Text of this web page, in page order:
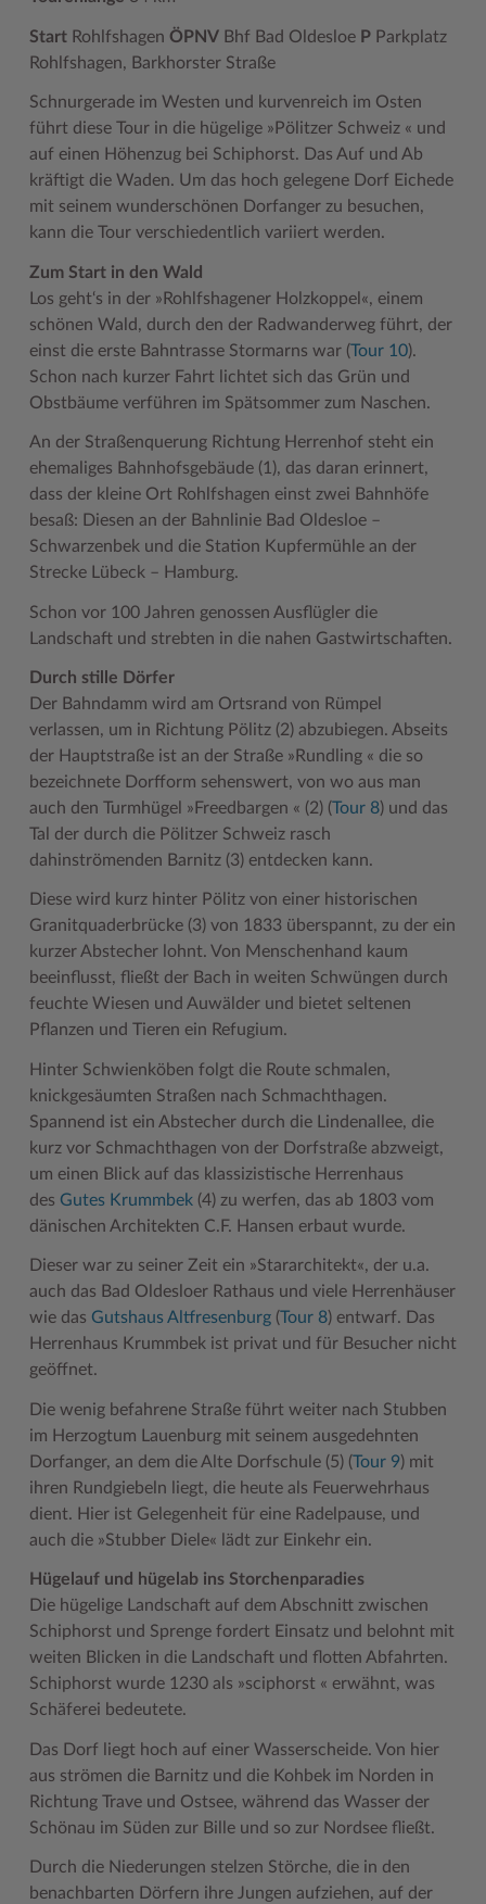
Kfz-Zulassung
Kontakt / Öffnungszeiten
Lebenslagen
Leistungen
Lexikon
Publikationen
Wo Sie uns finden
Wunsch-Kennzeichen ↗
Zuständigkeitsfinder SH ↗
Hitzeschutz
Klimaanpassungskonzept
Kreistag Sitzungskalender
Lokales Wetter
Newsletter
Pressemeldungen
Social Media
Stellenangebote
Stormarninfo
Termine
Ukrainehilfe
Woche der Seelischen Gesundheit
#MeinStormarn
Karrieretag
Kreistag und Ausschüsse
Kreistag Sitzungskalender
Kreisverwaltung
Landrat
Sonderbereiche
Stabsbereiche
Städte und Gemeinden
Wahlen im Kreis
Wappen und Geschichte
Wappenrolle
Was ist ein Kreis?
Zahlen, Daten, Fakten
Praktika und FSJ
Weiterbildung beim Kreis Stormarn
Wen wir suchen
Projekt e-Gewerbe
Stormarner Bündnis für bezahlbares Wohnen
Wirtschafts- und Aufbaugesellschaft Stormarn
Zahlen, Daten, Fakten
Museen
Naturschutzgebiete
Radwandern
Storchenhorste
Lieblingsplätze in der Metropolregion
Termine und Veranstaltungen
Tourismus
Umlandscout Hamburg
Vereine und Gruppen
Wälder und Moore
StartRohlfshagen ÖPNVBhf Bad Oldesloe PParkplatz
Rohlfshagen, Barkhorster Straße
Schnurgerade im Westen und kurvenreich im Osten
führt diese Tour in die hügelige »Pölitzer Schweiz « und
auf einen Höhenzug bei Schiphorst. Das Auf und Ab
kräftigt die Waden. Um das hoch gelegene Dorf Eichede
mit seinem wunderschönen Dorfanger zu besuchen,
kann die Tour verschiedentlich variiert werden.
Zum Start in den Wald
Los geht‘s in der »Rohlfshagener Holzkoppel«, einem
schönen Wald, durch den der Radwanderweg führt, der
einst die erste Bahntrasse Stormarns war (Tour 10).
Schon nach kurzer Fahrt lichtet sich das Grün und
Obstbäume verführen im Spätsommer zum Naschen.
An der Straßenquerung Richtung Herrenhof steht ein
ehemaliges Bahnhofsgebäude (1), das daran erinnert,
dass der kleine Ort Rohlfshagen einst zwei Bahnhöfe
besaß: Diesen an der Bahnlinie Bad Oldesloe –
Schwarzenbek und die Station Kupfermühle an der
Strecke Lübeck – Hamburg.
Schon vor 100 Jahren genossen Ausflügler die
Landschaft und strebten in die nahen Gastwirtschaften.
Durch stille Dörfer
Der Bahndamm wird am Ortsrand von Rümpel
verlassen, um in Richtung Pölitz (2) abzubiegen. Abseits
der Hauptstraße ist an der Straße »Rundling « die so
bezeichnete Dorfform sehenswert, von wo aus man
auch den Turmhügel »Freedbargen « (2) (Tour 8) und das
Tal der durch die Pölitzer Schweiz rasch
dahinströmenden Barnitz (3) entdecken kann.
Diese wird kurz hinter Pölitz von einer historischen
Granitquaderbrücke (3) von 1833 überspannt, zu der ein
kurzer Abstecher lohnt. Von Menschenhand kaum
beeinflusst, fließt der Bach in weiten Schwüngen durch
feuchte Wiesen und Auwälder und bietet seltenen
Pflanzen und Tieren ein Refugium.
Hinter Schwienköben folgt die Route schmalen,
knickgesäumten Straßen nach Schmachthagen.
Spannend ist ein Abstecher durch die Lindenallee, die
kurz vor Schmachthagen von der Dorfstraße abzweigt,
um einen Blick auf das klassizistische Herrenhaus
des Gutes Krummbek(4) zu werfen, das ab 1803 vom
dänischen Architekten C.F. Hansen erbaut wurde.
Dieser war zu seiner Zeit ein »Stararchitekt«, der u.a.
auch das Bad Oldesloer Rathaus und viele Herrenhäuser
wie das Gutshaus Altfresenburg(Tour 8) entwarf. Das
Herrenhaus Krummbek ist privat und für Besucher nicht
geöffnet.
Die wenig befahrene Straße führt weiter nach Stubben
im Herzogtum Lauenburg mit seinem ausgedehnten
Dorfanger, an dem die Alte Dorfschule (5) (Tour 9) mit
ihren Rundgiebeln liegt, die heute als Feuerwehrhaus
dient. Hier ist Gelegenheit für eine Radelpause, und
auch die »Stubber Diele« lädt zur Einkehr ein.
Hügelauf und hügelab ins Storchenparadies
Die hügelige Landschaft auf dem Abschnitt zwischen
Schiphorst und Sprenge fordert Einsatz und belohnt mit
weiten Blicken in die Landschaft und flotten Abfahrten.
Schiphorst wurde 1230 als »sciphorst « erwähnt, was
Schäferei bedeutete.
Das Dorf liegt hoch auf einer Wasserscheide. Von hier
aus strömen die Barnitz und die Kohbek im Norden in
Richtung Trave und Ostsee, während das Wasser der
Schönau im Süden zur Bille und so zur Nordsee fließt.
Durch die Niederungen stelzen Störche, die in den
benachbarten Dörfern ihre Jungen aufziehen, auf der